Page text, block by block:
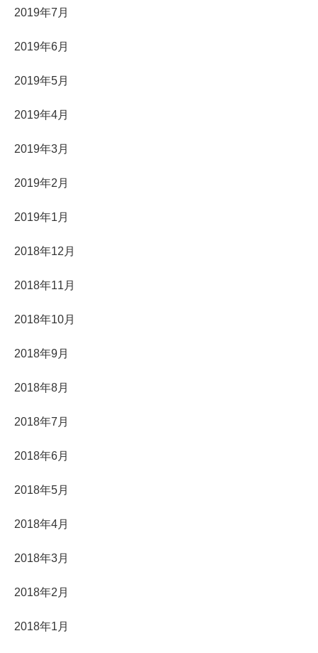
2019年7月
2019年6月
2019年5月
2019年4月
2019年3月
2019年2月
2019年1月
2018年12月
2018年11月
2018年10月
2018年9月
2018年8月
2018年7月
2018年6月
2018年5月
2018年4月
2018年3月
2018年2月
2018年1月